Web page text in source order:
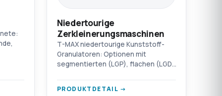
Niedertourige
Zerkleinerungsmaschinen
T-MAX niedertourige Kunststoff-
Granulatoren: Optionen mit
segmentierten (LGP), flachen (LGD)
schalldämmender
PRODUKTDETAIL →